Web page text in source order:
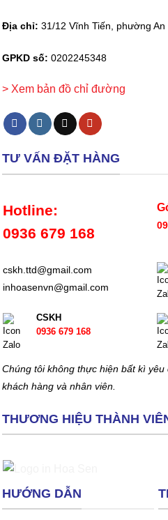
Địa chỉ: 31/12 Vĩnh Tiến, phường
GPKD số: 0202245348
> Xem bản đồ chỉ đường
TƯ VẤN ĐẶT HÀNG
Hotline:
0936 679 168
cskh.ttd@gmail.com
inhoasenvn@gmail.com
CSKH
0936 679 168
Chúng tôi không thực hiện bất kì
khách hàng và nhân viên.
THƯƠNG HIỆU THÀNH
HƯỚNG DẪN